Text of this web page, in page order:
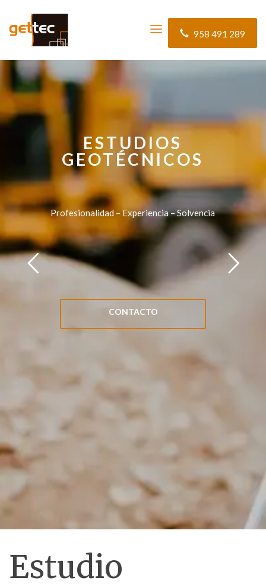
958 491 289
ESTUDIOS
GEOTÉCNICOS
Profesionalidad – Experiencia – Solvencia
CONTACTO
Estudio